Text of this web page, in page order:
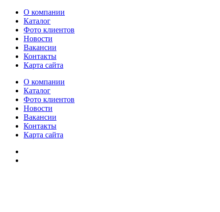
О компании
Каталог
Фото клиентов
Новости
Вакансии
Контакты
Карта сайта
О компании
Каталог
Фото клиентов
Новости
Вакансии
Контакты
Карта сайта